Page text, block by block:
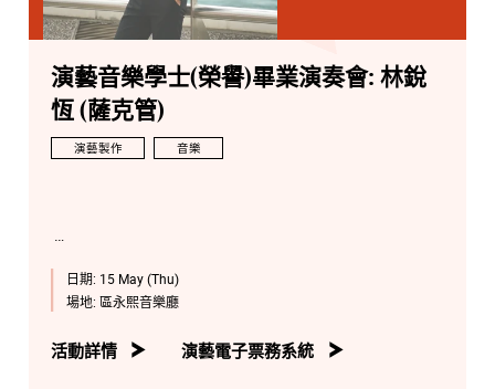
演藝音樂學士(榮譽)畢業演奏會: 林銳
恆 (薩克管)
演藝製作 音樂
日期: 15 May (Thu)
場地: 區永熙音樂廳
活動詳情 演藝電子票務系統